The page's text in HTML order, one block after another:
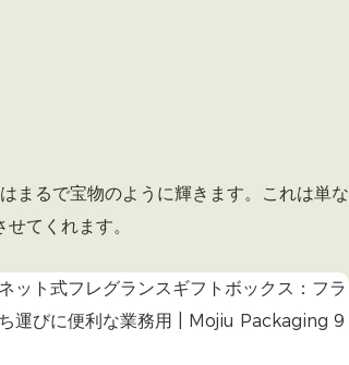
まるで宝物のように輝きます。これは単な
てくれます。